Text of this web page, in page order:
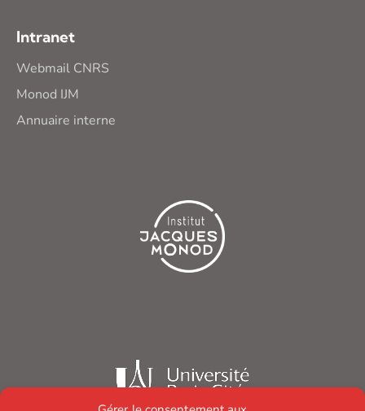
Intranet
Webmail CNRS
Monod IJM
Annuaire interne